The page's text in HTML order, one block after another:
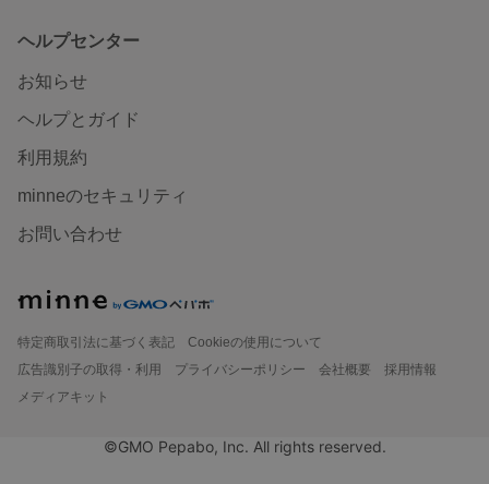
ヘルプセンター
お知らせ
ヘルプとガイド
利用規約
minneのセキュリティ
お問い合わせ
特定商取引法に基づく表記
Cookieの使用について
広告識別子の取得・利用
プライバシーポリシー 会社概要
採用情報
メディアキット
©GMO Pepabo, Inc. All rights reserved.